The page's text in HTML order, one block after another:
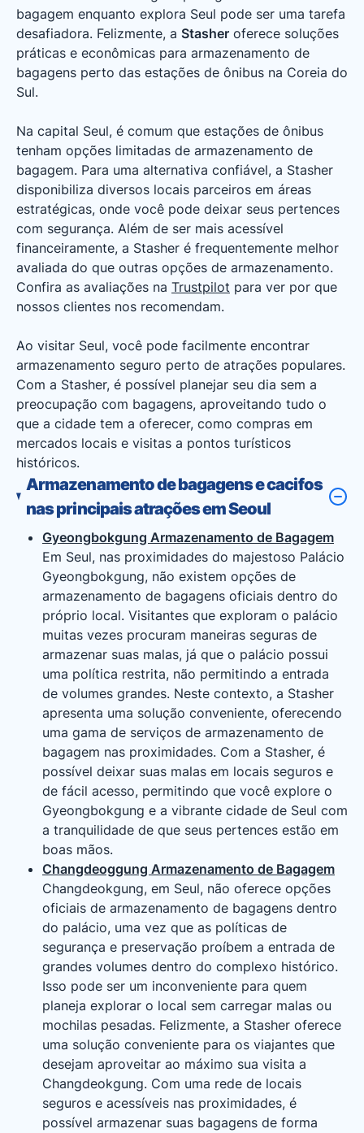
bagagem enquanto explora Seul pode ser uma tarefa
desafiadora. Felizmente, a Stasher oferece soluções
práticas e econômicas para armazenamento de
bagagens perto das estações de ônibus na Coreia do
Sul.
Na capital Seul, é comum que estações de ônibus
tenham opções limitadas de armazenamento de
bagagem. Para uma alternativa confiável, a Stasher
disponibiliza diversos locais parceiros em áreas
estratégicas, onde você pode deixar seus pertences
com segurança. Além de ser mais acessível
financeiramente, a Stasher é frequentemente melhor
avaliada do que outras opções de armazenamento.
Confira as avaliações na Trustpilot para ver por que
nossos clientes nos recomendam.
Ao visitar Seul, você pode facilmente encontrar
armazenamento seguro perto de atrações populares.
Com a Stasher, é possível planejar seu dia sem a
preocupação com bagagens, aproveitando tudo o
que a cidade tem a oferecer, como compras em
mercados locais e visitas a pontos turísticos
históricos.
Armazenamento de bagagens e cacifos
nas principais atrações em Seoul
Gyeongbokgung Armazenamento de Bagagem
Em Seul, nas proximidades do majestoso Palácio
Gyeongbokgung, não existem opções de
armazenamento de bagagens oficiais dentro do
próprio local. Visitantes que exploram o palácio
muitas vezes procuram maneiras seguras de
armazenar suas malas, já que o palácio possui
uma política restrita, não permitindo a entrada
de volumes grandes. Neste contexto, a Stasher
apresenta uma solução conveniente, oferecendo
uma gama de serviços de armazenamento de
bagagem nas proximidades. Com a Stasher, é
possível deixar suas malas em locais seguros e
de fácil acesso, permitindo que você explore o
Gyeongbokgung e a vibrante cidade de Seul com
a tranquilidade de que seus pertences estão em
boas mãos.
Changdeoggung Armazenamento de Bagagem
Changdeokgung, em Seul, não oferece opções
oficiais de armazenamento de bagagens dentro
do palácio, uma vez que as políticas de
segurança e preservação proíbem a entrada de
grandes volumes dentro do complexo histórico.
Isso pode ser um inconveniente para quem
planeja explorar o local sem carregar malas ou
mochilas pesadas. Felizmente, a Stasher oferece
uma solução conveniente para os viajantes que
desejam aproveitar ao máximo sua visita a
Changdeokgung. Com uma rede de locais
seguros e acessíveis nas proximidades, é
possível armazenar suas bagagens de forma